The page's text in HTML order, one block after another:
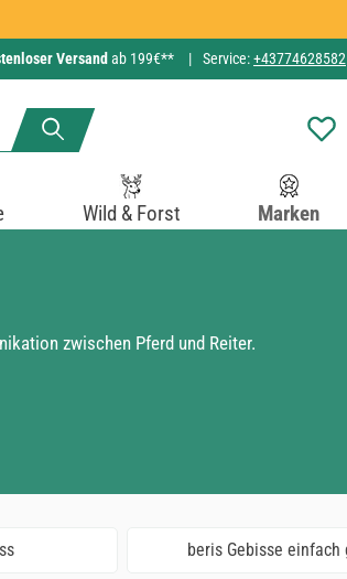
Versand ab 199€** | Service:+43774628582
Wild & Forst Marken
zwischen Pferd und Reiter.
beris Gebisse einfach